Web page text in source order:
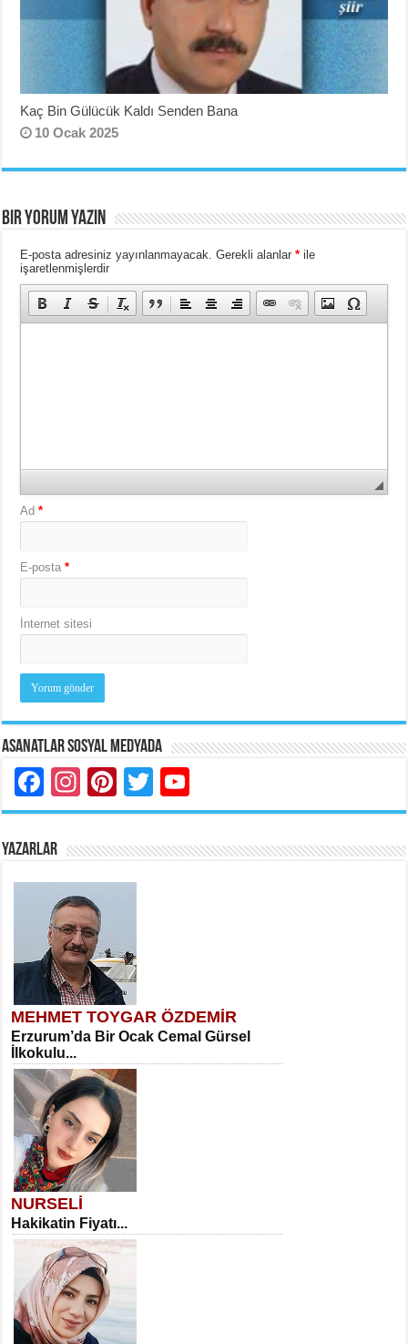
Kaç Bin Gülücük Kaldı Senden Bana
10 Ocak 2025
BIR YORUM YAZIN
E-posta adresiniz yayınlanmayacak. Gerekli alanlar* ile
işaretlenmişlerdir
Ad*
E-posta*
İnternet sitesi
Asanatlar Sosyal Medyada
Facebook
Instagram
Pinterest
Twitter
YAZARLAR
MEHMET TOYGAR ÖZDEMİR
Erzurum’da Bir Ocak Cemal Gürsel
İlkokulu...
NURSELİ
Hakikatin Fiyatı...